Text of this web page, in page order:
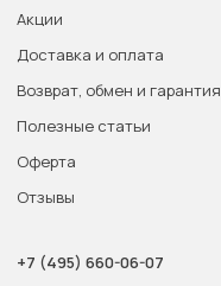
Акции
Доставка и оплата
Возврат, обмен и гарантия
Полезные статьи
Оферта
Отзывы
+7 (495) 660-06-07